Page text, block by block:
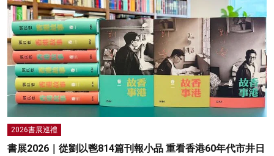
2026書展巡禮
書展2026｜從劉以鬯814篇刊報小品 重看香港60年代市井日